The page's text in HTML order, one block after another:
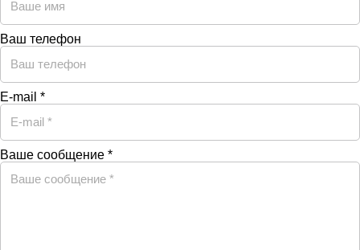
Ваш телефон
E-mail *
Ваше сообщение *